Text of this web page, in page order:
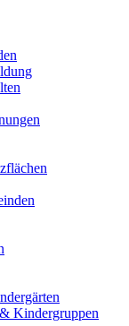
Kindergruppen